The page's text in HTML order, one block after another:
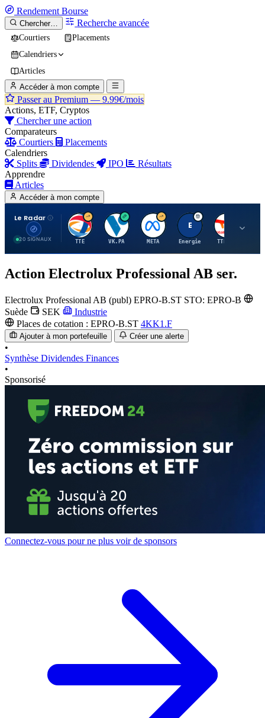
Rendement Bourse
Chercher… Recherche avancée
Courtiers
Placements
Calendriers
Articles
Accéder à mon compte
Passer au Premium — 9.99€/mois
Actions, ETF, Cryptos
Chercher une action
Comparateurs
Courtiers
Placements
Calendriers
Splits
Dividendes IPO
Résultats
Apprendre
Articles
Accéder à mon compte
Le Radar
20 SIGNAUX
T
TTE
V
VK.PA
M
META
E
Energie
T
TTE.PA
Action Electrolux Professional AB ser.
Electrolux Professional AB (publ) EPRO-B.ST STO: EPRO-B
Suède
SEK
Industrie
Places de cotation : EPRO-B.ST 4KK1.F
Ajouter à mon portefeuille Créer une alerte
•
Synthèse Dividendes Finances
•
Sponsorisé
Connectez-vous pour ne plus voir de sponsors